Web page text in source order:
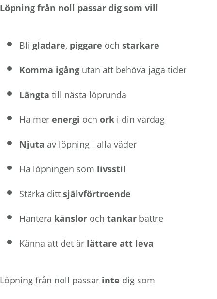
Löpning från noll passar dig som vill
Bli gladare, piggare och starkare
Komma igång utan att behöva jaga tider
Längta till nästa löprunda
Ha mer energi och ork i din vardag
Njuta av löpning i alla väder
Ha löpningen som livsstil
Stärka ditt självförtroende
Hantera känslor och tankar bättre
Känna att det är lättare att leva
Löpning från noll passar inte dig som